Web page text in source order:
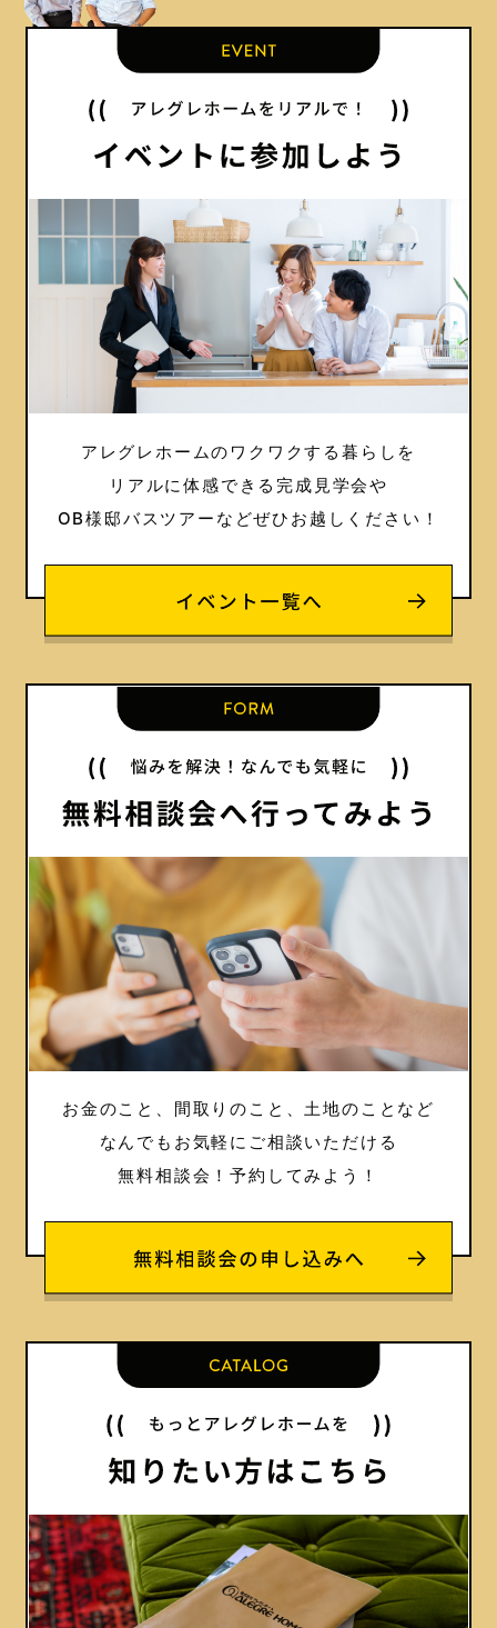
アレグレホームのワクワクする暮らしを
リアルに体感できる完成見学会や
OB様邸バスツアーなどぜひお越しください！
お金のこと、間取りのこと、土地のことなど
なんでもお気軽にご相談いただける
無料相談会！予約してみよう！